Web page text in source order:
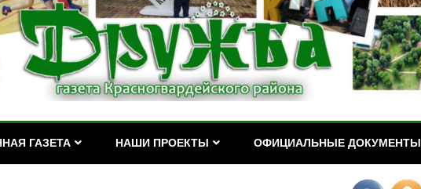
района РА
ГАЗЕТА НАШИ ПРОЕКТЫ ОФИЦИАЛЬНЫЕ ДОКУМЕНТЫ